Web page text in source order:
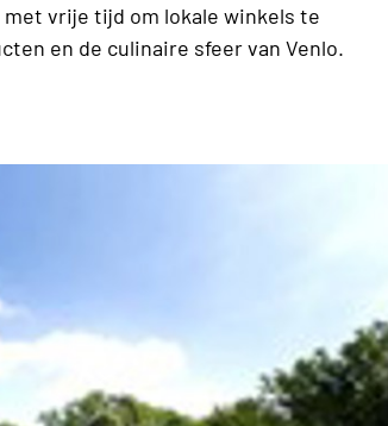
vrije tijd om lokale winkels te
en de culinaire sfeer van Venlo.